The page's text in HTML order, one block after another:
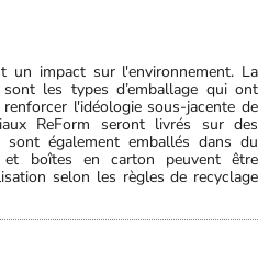
un impact sur l'environnement. La
les types d’emballage qui ont
l'idéologie sous-jacente de
ReForm seront livrés sur des
également emballés dans du
et boîtes en carton peuvent être
selon les règles de recyclage